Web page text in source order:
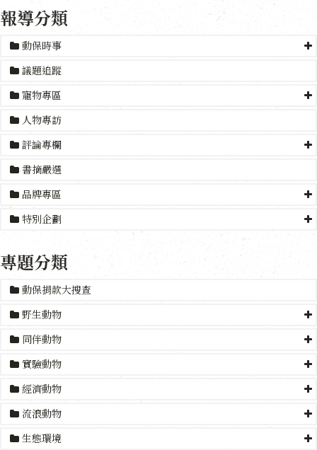
報導分類
動保時事
議題追蹤
寵物專區
人物專訪
評論專欄
書摘嚴選
品牌專區
特別企劃
專題分類
動保捐款大搜查
野生動物
同伴動物
實驗動物
經濟動物
流浪動物
生態環境